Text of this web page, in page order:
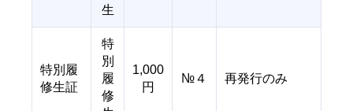
生
特別履
修生証
特
別
履
修
1,000
円
№４ 再発行のみ